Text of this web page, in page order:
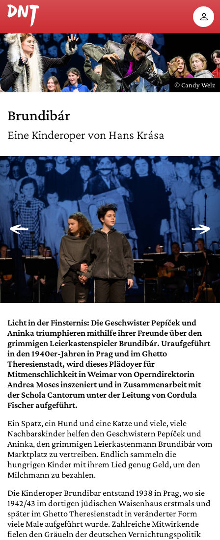
© Candy Welz
Brundibár
Eine Kinderoper von Hans Krása
Licht in der Finsternis: Die Geschwister Pepíček und
Aninka triumphieren mithilfe ihrer Freunde über den
grimmigen Leierkastenspieler Brundibár. Uraufgeführt
in den 1940er-Jahren in Prag und im Ghetto
Theresienstadt, wird dieses Plädoyer für
Mitmenschlichkeit in Weimar von Operndirektorin
Andrea Moses inszeniert und in Zusammenarbeit mit
der Schola Cantorum unter der Leitung von Cordula
Fischer aufgeführt.
Ein Spatz, ein Hund und eine Katze und viele, viele
Nachbarskinder helfen den Geschwistern Pepíček und
Aninka, den grimmigen Leierkastenmann Brundibár vom
Marktplatz zu vertreiben. Endlich sammeln die
hungrigen Kinder mit ihrem Lied genug Geld, um den
Milchmann zu bezahlen.
Die Kinderoper Brundibar entstand 1938 in Prag, wo sie
1942/43 im dortigen jüdischen Waisenhaus erstmals und
später im Ghetto Theresienstadt in veränderter Form
viele Male aufgeführt wurde. Zahlreiche Mitwirkende
fielen den Gräueln der deutschen Vernichtungspolitik